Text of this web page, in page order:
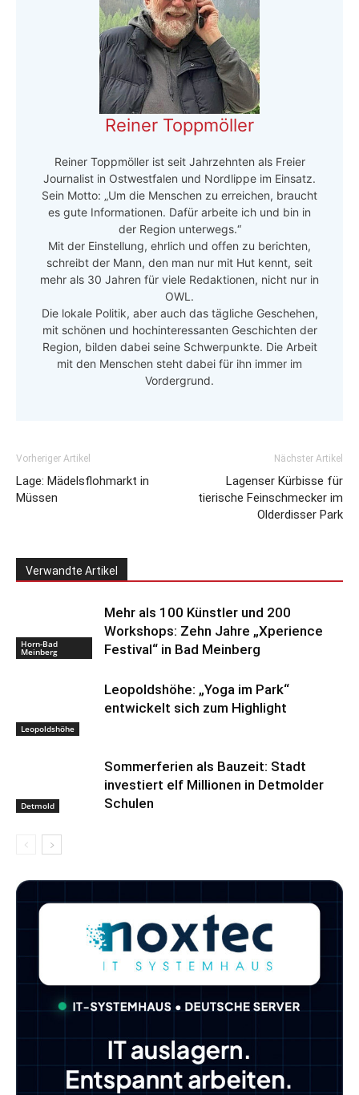
Reiner Toppmöller
Reiner Toppmöller ist seit Jahrzehnten als Freier
Journalist in Ostwestfalen und Nordlippe im Einsatz.
Sein Motto: „Um die Menschen zu erreichen, braucht
es gute Informationen. Dafür arbeite ich und bin in
der Region unterwegs.“
Mit der Einstellung, ehrlich und offen zu berichten,
schreibt der Mann, den man nur mit Hut kennt, seit
mehr als 30 Jahren für viele Redaktionen, nicht nur in
OWL.
Die lokale Politik, aber auch das tägliche Geschehen,
mit schönen und hochinteressanten Geschichten der
Region, bilden dabei seine Schwerpunkte. Die Arbeit
mit den Menschen steht dabei für ihn immer im
Vordergrund.
Vorheriger Artikel
Lage: Mädelsflohmarkt in
Müssen
Nächster Artikel
Lagenser Kürbisse für
tierische Feinschmecker im
Olderdisser Park
Verwandte Artikel
Horn-Bad
Meinberg
Mehr als 100 Künstler und 200
Workshops: Zehn Jahre „Xperience
Festival“ in Bad Meinberg
Leopoldshöhe
Leopoldshöhe: „Yoga im Park“
entwickelt sich zum Highlight
Detmold
Sommerferien als Bauzeit: Stadt
investiert elf Millionen in Detmolder
Schulen